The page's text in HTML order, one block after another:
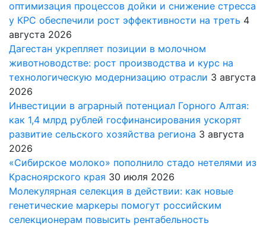
оптимизация процессов дойки и снижение стресса
у КРС обеспечили рост эффективности на треть 4
августа 2026
Дагестан укрепляет позиции в молочном
животноводстве: рост производства и курс на
технологическую модернизацию отрасли 3 августа
2026
Инвестиции в аграрный потенциал Горного Алтая:
как 1,4 млрд рублей госфинансирования ускорят
развитие сельского хозяйства региона 3 августа
2026
«Сибирское молоко» пополнило стадо нетелями из
Красноярского края 30 июля 2026
Молекулярная селекция в действии: как новые
генетические маркеры помогут российским
селекционерам повысить рентабельность